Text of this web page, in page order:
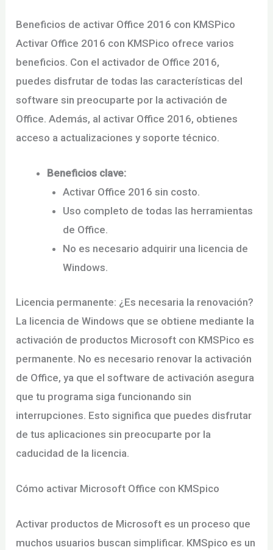
Beneficios de activar Office 2016 con KMSPico
Activar Office 2016 con KMSPico ofrece varios
beneficios. Con el activador de Office 2016,
puedes disfrutar de todas las características del
software sin preocuparte por la activación de
Office. Además, al activar Office 2016, obtienes
acceso a actualizaciones y soporte técnico.
Beneficios clave:
Activar Office 2016 sin costo.
Uso completo de todas las herramientas
de Office.
No es necesario adquirir una licencia de
Windows.
Licencia permanente: ¿Es necesaria la renovación?
La licencia de Windows que se obtiene mediante la
activación de productos Microsoft con KMSPico es
permanente. No es necesario renovar la activación
de Office, ya que el software de activación asegura
que tu programa siga funcionando sin
interrupciones. Esto significa que puedes disfrutar
de tus aplicaciones sin preocuparte por la
caducidad de la licencia.
Cómo activar Microsoft Office con KMSpico
Activar productos de Microsoft es un proceso que
muchos usuarios buscan simplificar. KMSpico es un